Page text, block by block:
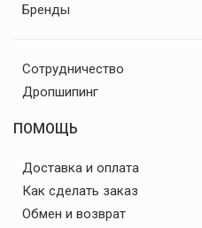
Бренды
Сотрудничество
Дропшипинг
ПОМОЩЬ
Доставка и оплата
Как сделать заказ
Обмен и возврат